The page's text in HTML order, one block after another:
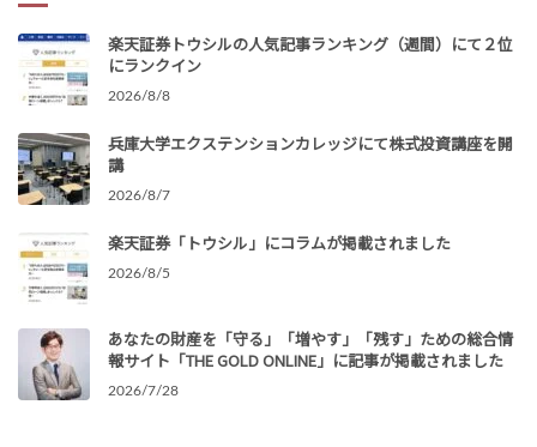
楽天証券トウシルの人気記事ランキング（週間）にて２位
にランクイン
2026/8/8
兵庫大学エクステンションカレッジにて株式投資講座を開
講
2026/8/7
楽天証券「トウシル」にコラムが掲載されました
2026/8/5
あなたの財産を「守る」「増やす」「残す」ための総合情
報サイト「THE GOLD ONLINE」に記事が掲載されました
2026/7/28